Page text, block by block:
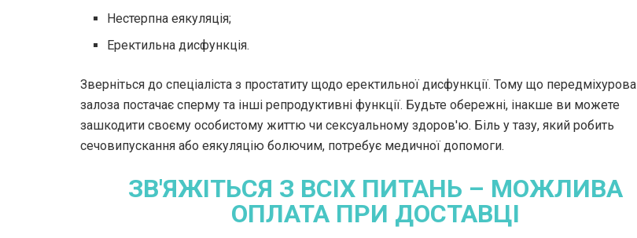
Нестерпна еякуляція;
Еректильна дисфункція.
Зверніться до спеціаліста з простатиту щодо еректильної дисфункції. Тому що передміхурова
залоза постачає сперму та інші репродуктивні функції. Будьте обережні, інакше ви можете
зашкодити своєму особистому життю чи сексуальному здоров'ю. Біль у тазу, який робить
сечовипускання або еякуляцію болючим, потребує медичної допомоги.
ЗВ'ЯЖІТЬСЯ З ВСІХ ПИТАНЬ – МОЖЛИВА
ОПЛАТА ПРИ ДОСТАВЦІ